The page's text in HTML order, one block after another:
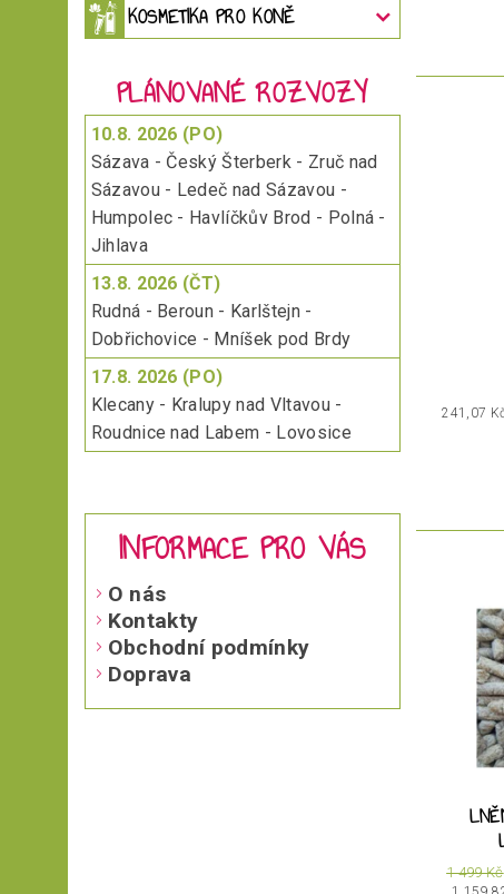
KOSMETIKA PRO KONĚ
PLÁNOVANÉ ROZVOZY
10.8. 2026 (PO)
Sázava - Český Šterberk - Zruč nad
Sázavou - Ledeč nad Sázavou -
Humpolec - Havlíčkův Brod - Polná -
Jihlava
13.8. 2026 (ČT)
Rudná - Beroun - Karlštejn -
Dobřichovice - Mníšek pod Brdy
17.8. 2026 (PO)
Klecany - Kralupy nad Vltavou -
Roudnice nad Labem - Lovosice
INFORMACE PRO VÁS
O nás
Kontakty
Obchodní podmínky
Doprava
241,07
1 499 Kč